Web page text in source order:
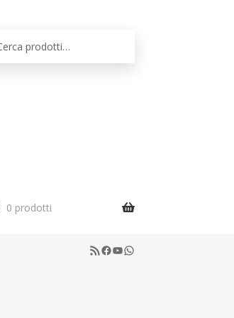
0 prodotti
RSS Feed
Facebook
YouTube
WhatsApp